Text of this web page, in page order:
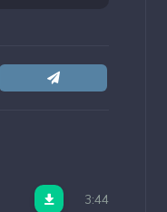
3:44